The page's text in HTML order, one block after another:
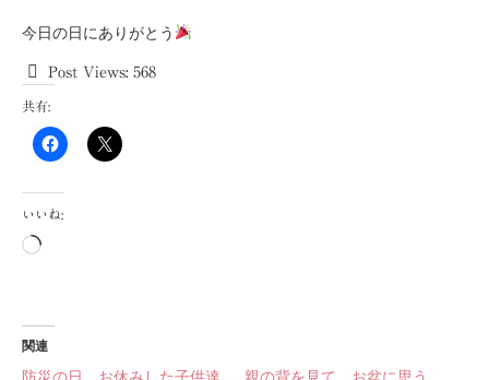
今日の日にありがとう
Post Views: 568
共有:
いいね:
読
関連
防災の日、お休みした子供達
親の背を見て…お盆に思う